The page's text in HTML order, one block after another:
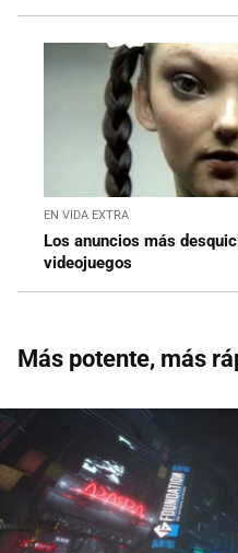
EN VIDA EXTRA
Los anuncios más
videojuegos
Más potente, más